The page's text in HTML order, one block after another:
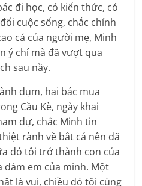
đi học, có kiến thức, có
cuộc sống, chắc chính
cả của người mẹ, Minh
ý chí mà đã vượt qua
sau nầy.
dụm, hai bác mua
Cầu Kè, ngày khai
dự, chắc Minh tin
rành về bắt cá nên đã
đó tôi trở thành con của
đám em của minh. Một
là vui, chiều đó tôi cùng